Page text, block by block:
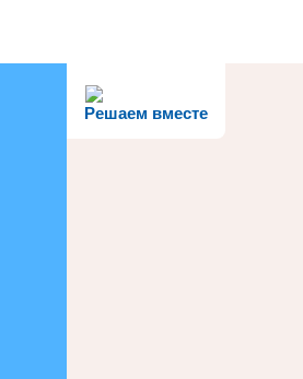
Решаем вместе